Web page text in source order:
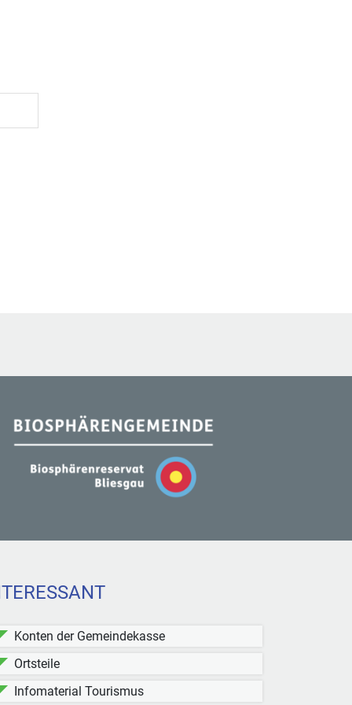
Konten der Gemeindekasse
Ortsteile
Infomaterial Tourismus